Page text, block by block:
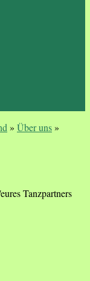
» Über uns»
Tanzpartners